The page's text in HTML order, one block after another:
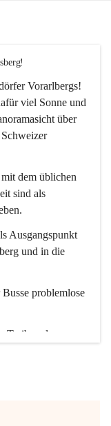
Vorarlbergs!
viel Sonne und
über
dem üblichen
sind als
Ausgangspunkt
und in die
problemlose
Treiben der